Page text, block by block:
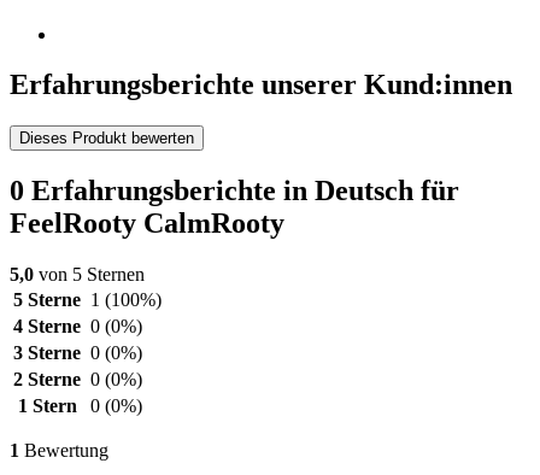
Erfahrungsberichte unserer Kund:innen
Dieses Produkt bewerten
0 Erfahrungsberichte in Deutsch für
FeelRooty CalmRooty
5,0 von 5 Sternen
5 Sterne 1 (100%)
4 Sterne 0 (0%)
3 Sterne 0 (0%)
2 Sterne 0 (0%)
1 Stern
0 (0%)
1 Bewertung